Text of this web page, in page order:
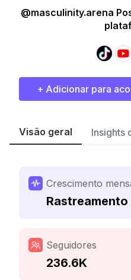
@masculinity.arena
+ Adicionar para
Visão geral Insights
Crescimento
Seguidores
236.6K